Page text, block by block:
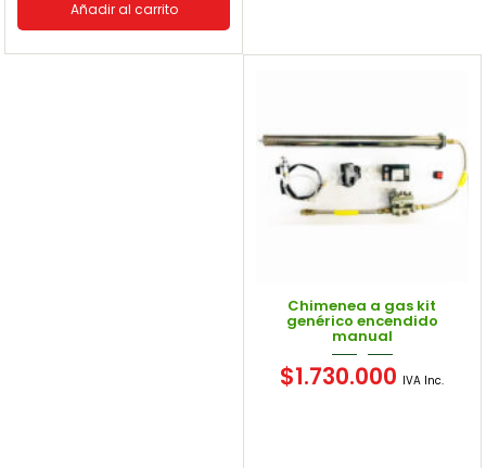
Añadir al carrito
Chimenea a gas kit
genérico encendido
manual
$1.730.000 IVA Inc.